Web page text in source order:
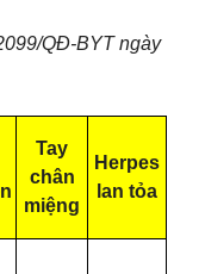
QĐ-BYT ngày
Tay
chân
miệng
Herpes
lan tỏa